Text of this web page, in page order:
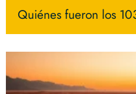
Quiénes fueron los